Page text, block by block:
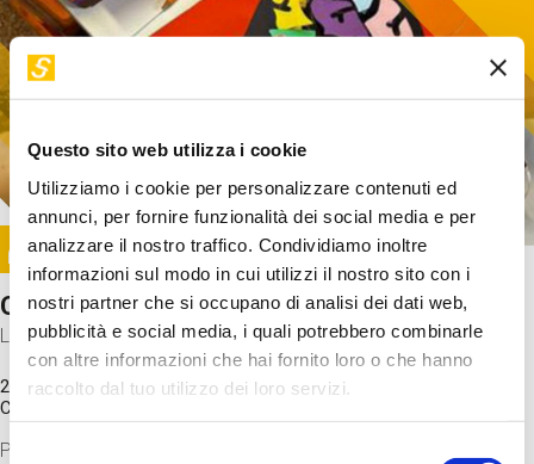
Questo sito web utilizza i cookie
Utilizziamo i cookie per personalizzare contenuti ed
annunci, per fornire funzionalità dei social media e per
analizzare il nostro traffico. Condividiamo inoltre
informazioni sul modo in cui utilizzi il nostro sito con i
nostri partner che si occupano di analisi dei dati web,
pubblicità e social media, i quali potrebbero combinarle
con altre informazioni che hai fornito loro o che hanno
raccolto dal tuo utilizzo dei loro servizi.
Selezione
Image
SUNDAY@STEP
Come funziona il cervello?
Laboratorio
20 Set 2026 / 11:15 - 13:00
Costo
Proveremo a costruire un cervello in cartoncino cercando di